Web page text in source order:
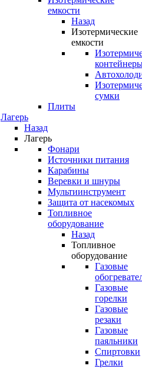
емкости
Назад
Изотермические
емкости
сумки
Плиты
Лагерь
Назад
Лагерь
Фонари
Источники питания
Карабины
Веревки и шнуры
Мультиинструмент
Защита от насекомых
Топливное
оборудование
Назад
Топливное
оборудование
Газовые
Газовые
горелки
Газовые
резаки
Газовые
паяльники
Спиртовки
Грелки